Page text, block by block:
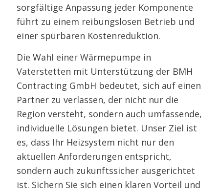
sorgfältige Anpassung jeder Komponente
führt zu einem reibungslosen Betrieb und
einer spürbaren Kostenreduktion.
Die Wahl einer Wärmepumpe in
Vaterstetten mit Unterstützung der BMH
Contracting GmbH bedeutet, sich auf einen
Partner zu verlassen, der nicht nur die
Region versteht, sondern auch umfassende,
individuelle Lösungen bietet. Unser Ziel ist
es, dass Ihr Heizsystem nicht nur den
aktuellen Anforderungen entspricht,
sondern auch zukunftssicher ausgerichtet
ist. Sichern Sie sich einen klaren Vorteil und